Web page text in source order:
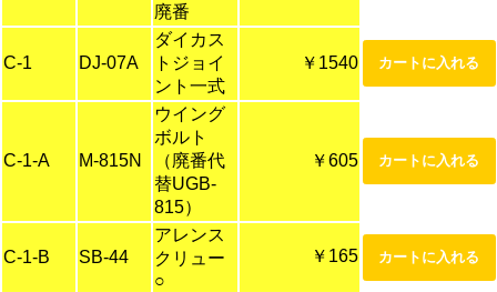
廃番
C-1 DJ-07A
ダイカス
トジョイ
ント一式
￥1540
C-1-A M-815N
ウイング
ボルト
（廃番代
替UGB-
815）
￥605
C-1-B SB-44
アレンス
クリュー
○
￥165